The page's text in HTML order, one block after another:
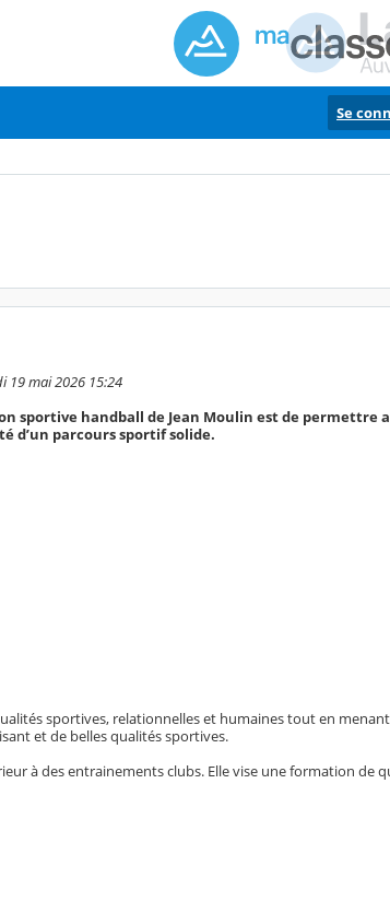
Se
19 mai 2026 15:24
sportive handball de Jean Moulin est de permettre
d’un parcours sportif solide.
sportives, relationnelles et humaines tout en
et de belles qualités sportives.
à des entrainements clubs. Elle vise une formation de